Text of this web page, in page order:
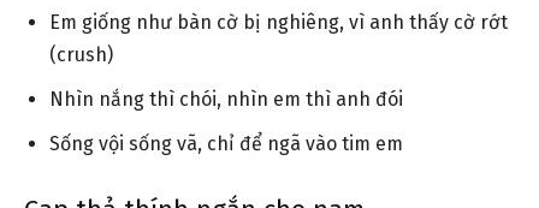
Em giống như bàn cờ bị nghiêng, vì anh thấy cờ rớt
(crush)
Nhìn nắng thì chói, nhìn em thì anh đói
Sống vội sống vã, chỉ để ngã vào tim em